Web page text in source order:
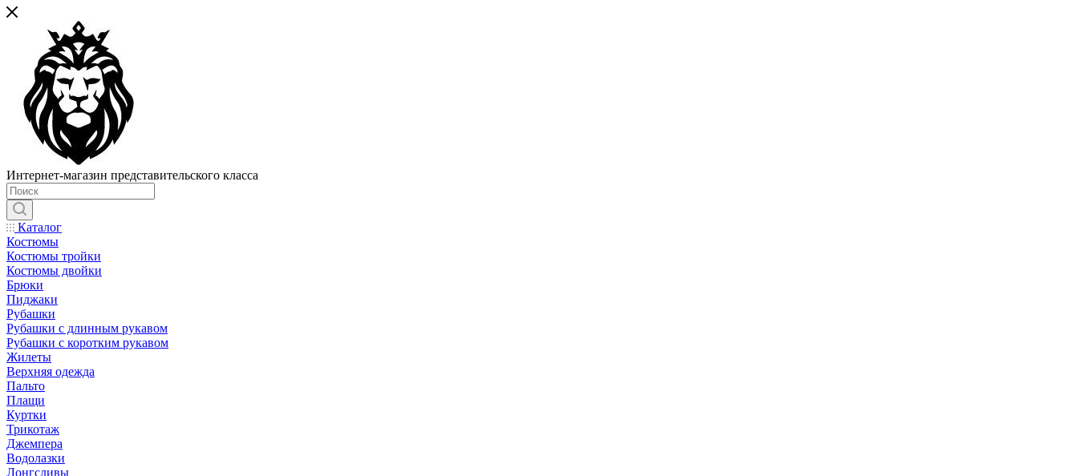
Интернет-магазин представительского класса
Каталог
Костюмы
Костюмы тройки
Костюмы двойки
Брюки
Пиджаки
Рубашки
Рубашки с длинным рукавом
Рубашки с коротким рукавом
Жилеты
Верхняя одежда
Пальто
Плащи
Куртки
Трикотаж
Джемпера
Водолазки
Лонгсливы